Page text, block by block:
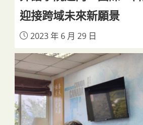
迎接跨域未來新願景
2023 年 6 月 29 日